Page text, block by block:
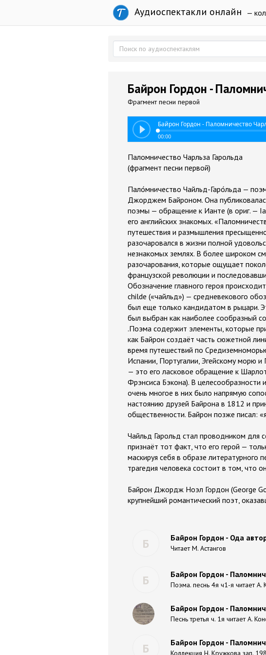
Аудиоспектакли онлайн —
Байрон Гордон -
Фрагмент песни первой
Байрон Гордон - Паломничество
00:00
Паломничество Чарльза Гарольда
(фрагмент песни первой)
Пало́мничество Чайльд-Гаро́льда —
Джорджем Байроном. Она
поэмы — обращение к Ианте (в ориг. —
его английских знакомых.
путешествия и размышления
разочаровался в жизни полной
незнакомых землях. В более широком
разочарования, которые ощущает
французской революции и
Обозначение главного героя
childe («чайльд») — средневекового
был еще только кандидатом в рыцари.
был выбран как наиболее сообразный
.Поэма содержит элементы, которые
как Байрон создаёт часть сюжетной
время путешествий по
Испании, Португалии, Эгейскому морю
— это его ласковое обращение к
Фрэнсиса Бэкона). В целесообразности
очень многое в них было напрямую
настоянию друзей Байрона в 1812 и
общественности. Байрон позже писал:
Чайльд Гарольд стал проводником для
признаёт тот факт, что его герой —
маскируя себя в образе литературного
трагедия человека состоит в том, что
Байрон Джордж Ноэл Гордон (George
крупнейший романтический поэт,
Б Байрон Гордон - Ода
Читает М. Астангов
Б Байрон Гордон -
Поэма. песнь 4я ч1-я читает А.
Байрон Гордон -
Песнь третья ч. 1я читает А.
Б Байрон Гордон -
Коллекция Н. Кружкова зап.